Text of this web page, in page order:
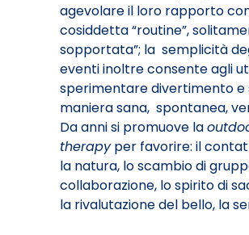
agevolare il loro rapporto
cosiddetta “routine”,
sopportata”; la semplicità
eventi inoltre consente agli
sperimentare divertimento e
maniera sana, spontanea,
Da anni si promuove la
therapyper favorire: il
la natura, lo scambio di
collaborazione, lo spirito di
la rivalutazione del bello, la